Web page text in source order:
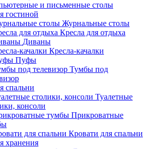
и письменные столы
гостиной
Журнальные столы
Кресла для отдыха
Диваны
Кресла-качалки
Пуфы
Тумбы под
спальни
Туалетные
консоли
Прикроватные
Кровати для спальни
хранения